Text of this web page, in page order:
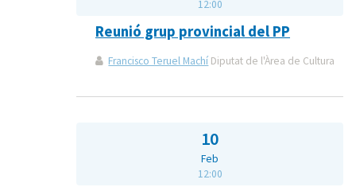
12:00
Reunió grup provincial del PP
Francisco Teruel Machí Diputat de l'Àrea de Cultura
10
Feb
12:00